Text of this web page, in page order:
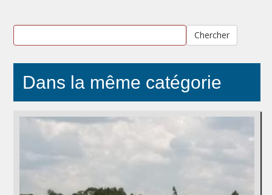
Chercher
Dans la même catégorie